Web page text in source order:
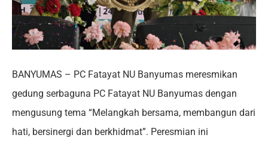
BANYUMAS – PC Fatayat NU Banyumas meresmikan
gedung serbaguna PC Fatayat NU Banyumas dengan
mengusung tema “Melangkah bersama, membangun dari
hati, bersinergi dan berkhidmat”. Peresmian ini